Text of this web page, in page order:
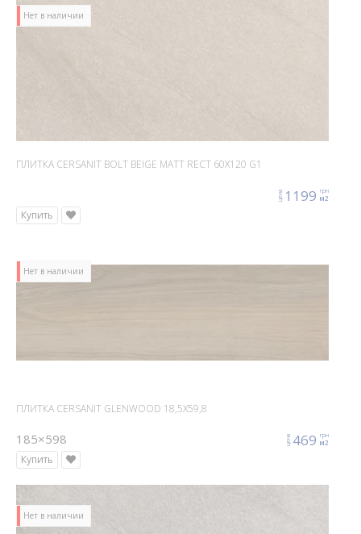
Нет в наличии
ПЛИТКА CERSANIT BOLT BEIGE MATT RECT 60X120 G1
цена 1199 грн
м2
Купить
Нет в наличии
ПЛИТКА CERSANIT GLENWOOD 18,5X59,8
185×598 цена 469 грн
м2
Купить
Нет в наличии